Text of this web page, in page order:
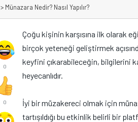
> Münazara Nedir? Nasıl Yapılır?
0
0
Çoğu kişinin karşısına ilk olarak
birçok yeteneği geliştirmek
keyfini çıkarabileceğin, bilgilerini
heyecanlıdır.
İyi bir müzakereci olmak için
tartışıldığı bu etkinlik belirli bir